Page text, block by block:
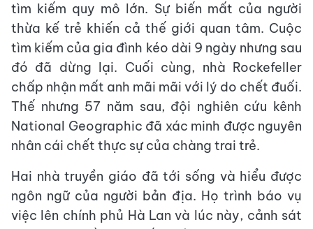
tìm kiếm quy mô lớn. Sự biến mất của người
thừa kế trẻ khiến cả thế giới quan tâm. Cuộc
tìm kiếm của gia đình kéo dài 9 ngày nhưng sau
đó đã dừng lại. Cuối cùng, nhà Rockefeller
chấp nhận mất anh mãi mãi với lý do chết đuối.
Thế nhưng 57 năm sau, đội nghiên cứu kênh
National Geographic đã xác minh được nguyên
nhân cái chết thực sự của chàng trai trẻ.
Hai nhà truyền giáo đã tới sống và hiểu được
ngôn ngữ của người bản địa. Họ trình báo vụ
việc lên chính phủ Hà Lan và lúc này, cảnh sát